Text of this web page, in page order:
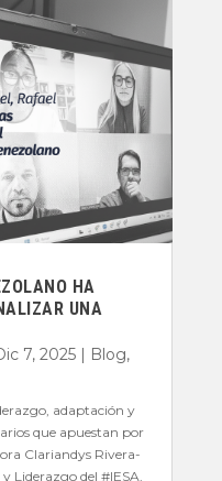
HA
UNA
7, 2025| Blog,
adaptación y
que apuestan por
Clariandys Rivera-
Liderazgo del #IESA,